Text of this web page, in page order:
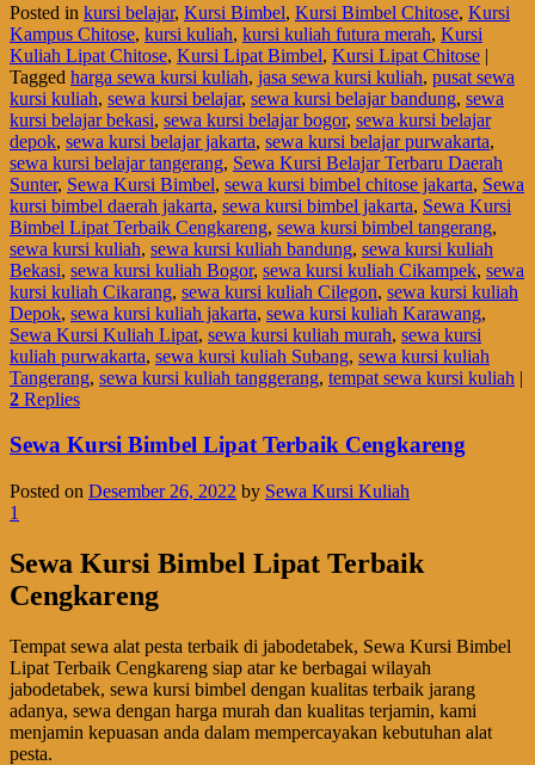
Posted in kursi belajar, Kursi Bimbel, Kursi Bimbel Chitose, Kursi
Kampus Chitose, kursi kuliah, kursi kuliah futura merah, Kursi
Kuliah Lipat Chitose, Kursi Lipat Bimbel, Kursi Lipat Chitose |
Tagged harga sewa kursi kuliah, jasa sewa kursi kuliah, pusat sewa
kursi kuliah, sewa kursi belajar, sewa kursi belajar bandung, sewa
kursi belajar bekasi, sewa kursi belajar bogor, sewa kursi belajar
depok, sewa kursi belajar jakarta, sewa kursi belajar purwakarta,
sewa kursi belajar tangerang, Sewa Kursi Belajar Terbaru Daerah
Sunter, Sewa Kursi Bimbel, sewa kursi bimbel chitose jakarta, Sewa
kursi bimbel daerah jakarta, sewa kursi bimbel jakarta, Sewa Kursi
Bimbel Lipat Terbaik Cengkareng, sewa kursi bimbel tangerang,
sewa kursi kuliah, sewa kursi kuliah bandung, sewa kursi kuliah
Bekasi, sewa kursi kuliah Bogor, sewa kursi kuliah Cikampek, sewa
kursi kuliah Cikarang, sewa kursi kuliah Cilegon, sewa kursi kuliah
Depok, sewa kursi kuliah jakarta, sewa kursi kuliah Karawang,
Sewa Kursi Kuliah Lipat, sewa kursi kuliah murah, sewa kursi
kuliah purwakarta, sewa kursi kuliah Subang, sewa kursi kuliah
Tangerang, sewa kursi kuliah tanggerang, tempat sewa kursi kuliah |
2 Replies
Sewa Kursi Bimbel Lipat Terbaik Cengkareng
Posted on Desember 26, 2022 by Sewa Kursi Kuliah
1
Sewa Kursi Bimbel Lipat Terbaik
Cengkareng
Tempat sewa alat pesta terbaik di jabodetabek, Sewa Kursi Bimbel
Lipat Terbaik Cengkareng siap atar ke berbagai wilayah
jabodetabek, sewa kursi bimbel dengan kualitas terbaik jarang
adanya, sewa dengan harga murah dan kualitas terjamin, kami
menjamin kepuasan anda dalam mempercayakan kebutuhan alat
pesta.